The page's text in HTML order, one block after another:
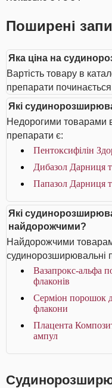
Поширені
Яка ціна на
Вартість товару в
препарати починається
Які
Недорогими товарами
препарати є:
Пентоксифілін
Дибазол Дарниця
Папазол Дарниця
Які
найдорожчими?
Найдорожчими
судинорозширювальні
Вазапрокс-альфа
флаконів
Серміон порошок
флакони
Плацента
ампул